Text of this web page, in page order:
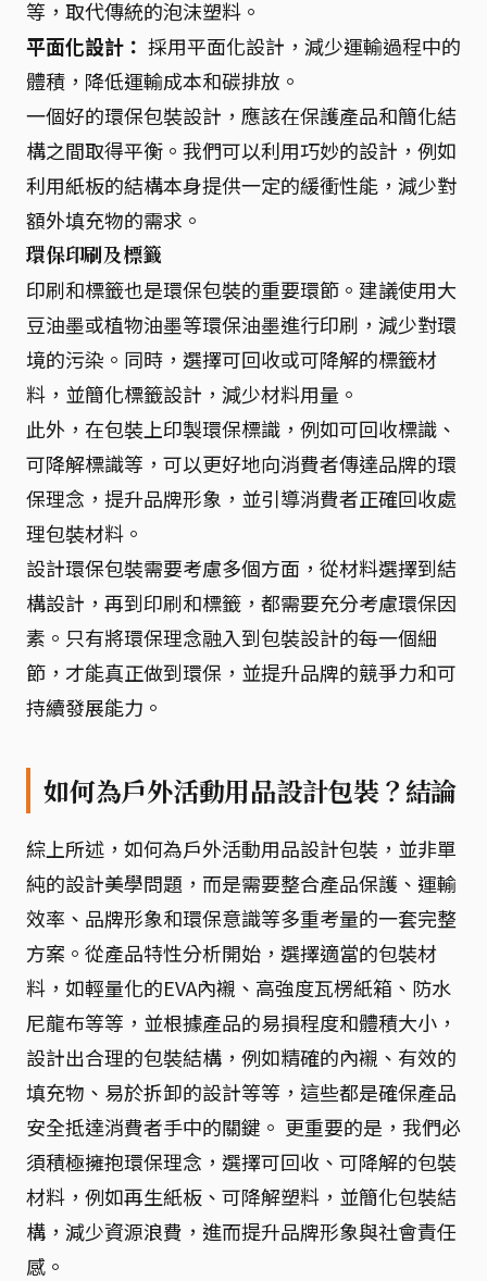
等，取代傳統的泡沫塑料。
平面化設計： 採用平面化設計，減少運輸過程中的
體積，降低運輸成本和碳排放。
一個好的環保包裝設計，應該在保護產品和簡化結
構之間取得平衡。我們可以利用巧妙的設計，例如
利用紙板的結構本身提供一定的緩衝性能，減少對
額外填充物的需求。
環保印刷及標籤
印刷和標籤也是環保包裝的重要環節。建議使用大
豆油墨或植物油墨等環保油墨進行印刷，減少對環
境的污染。同時，選擇可回收或可降解的標籤材
料，並簡化標籤設計，減少材料用量。
此外，在包裝上印製環保標識，例如可回收標識、
可降解標識等，可以更好地向消費者傳達品牌的環
保理念，提升品牌形象，並引導消費者正確回收處
理包裝材料。
設計環保包裝需要考慮多個方面，從材料選擇到結
構設計，再到印刷和標籤，都需要充分考慮環保因
素。只有將環保理念融入到包裝設計的每一個細
節，才能真正做到環保，並提升品牌的競爭力和可
持續發展能力。
如何為戶外活動用品設計包裝？結論
綜上所述，如何為戶外活動用品設計包裝，並非單
純的設計美學問題，而是需要整合產品保護、運輸
效率、品牌形象和環保意識等多重考量的一套完整
方案。從產品特性分析開始，選擇適當的包裝材
料，如輕量化的EVA內襯、高強度瓦楞紙箱、防水
尼龍布等等，並根據產品的易損程度和體積大小，
設計出合理的包裝結構，例如精確的內襯、有效的
填充物、易於拆卸的設計等等，這些都是確保產品
安全抵達消費者手中的關鍵。 更重要的是，我們必
須積極擁抱環保理念，選擇可回收、可降解的包裝
材料，例如再生紙板、可降解塑料，並簡化包裝結
構，減少資源浪費，進而提升品牌形象與社會責任
感。